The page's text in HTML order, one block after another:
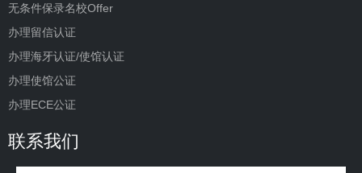
无条件保录名校Offer
办理留信认证
办理海牙认证/使馆认证
办理使馆公证
办理ECE公证
联系我们